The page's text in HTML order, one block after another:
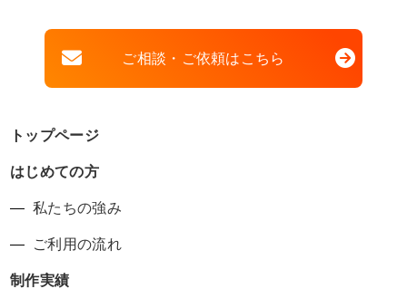
ご相談・ご依頼はこちら
トップページ
はじめての方
私たちの強み
ご利用の流れ
制作実績